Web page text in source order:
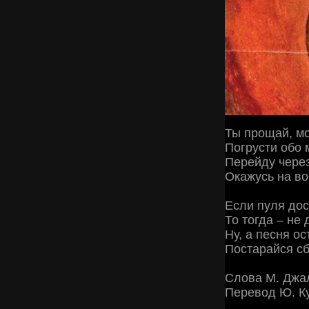
Ты прощай,
Погрусти обо
Перейду
Окажусь на
Если пуля
То тогда – не
Ну, а песня
Постарайся
Слова М.
Перевод Ю.